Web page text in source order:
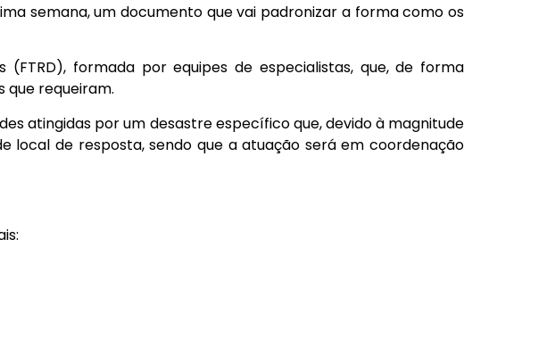
semana, um documento que vai padronizar a forma como os
formada por equipes de especialistas, que, de forma
que requeiram.
atingidas por um desastre específico que, devido à magnitude
local de resposta, sendo que a atuação será em coordenação